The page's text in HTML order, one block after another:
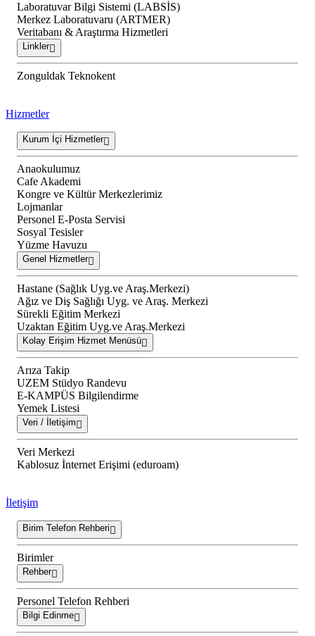
Laboratuvar Bilgi Sistemi (LABSİS)
Merkez Laboratuvaru (ARTMER)
Veritabanı & Araştırma Hizmetleri
Linkler
Zonguldak Teknokent
Hizmetler
Kurum İçi Hizmetler
Anaokulumuz
Cafe Akademi
Kongre ve Kültür Merkezlerimiz
Lojmanlar
Personel E-Posta Servisi
Sosyal Tesisler
Yüzme Havuzu
Genel Hizmetler
Hastane (Sağlık Uyg.ve Araş.Merkezi)
Ağız ve Diş Sağlığı Uyg. ve Araş. Merkezi
Sürekli Eğitim Merkezi
Uzaktan Eğitim Uyg.ve Araş.Merkezi
Kolay Erişim Hizmet Menüsü
Arıza Takip
UZEM Stüdyo Randevu
E-KAMPÜS Bilgilendirme
Yemek Listesi
Veri / İletişim
Veri Merkezi
Kablosuz İnternet Erişimi (eduroam)
İletişim
Birim Telefon Rehberi
Birimler
Rehber
Personel Telefon Rehberi
Bilgi Edinme